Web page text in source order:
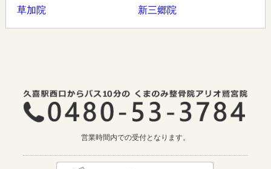
草加院 新三郷院
営業時間内での受付となります。